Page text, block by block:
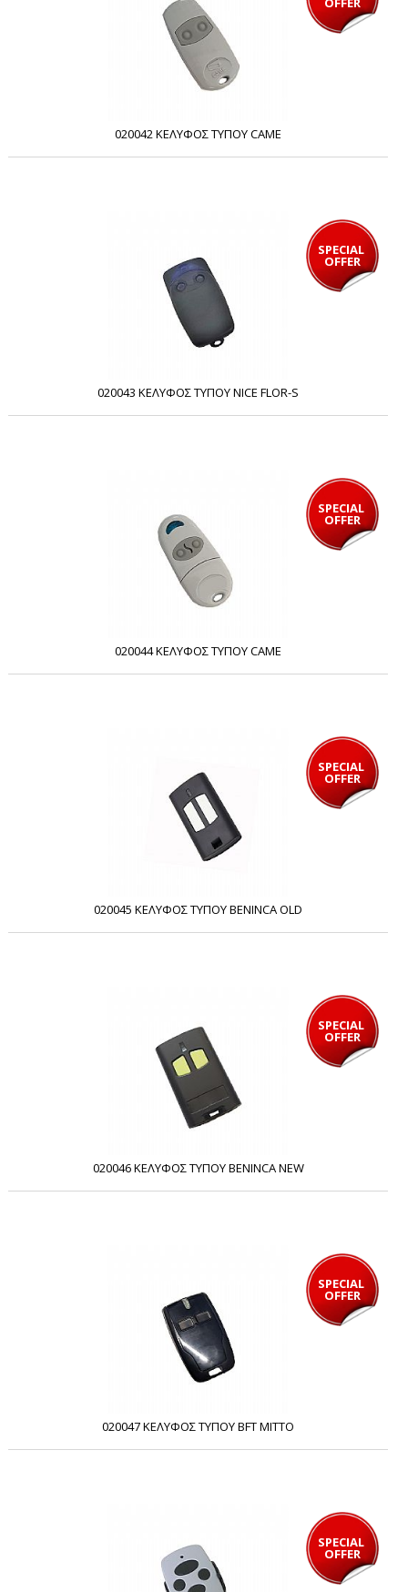
020042 ΚΕΛΥΦΟΣ ΤΥΠΟΥ CAME
SPECIAL
OFFER
020043 ΚΕΛΥΦΟΣ ΤΥΠΟΥ NICE FLOR-S
SPECIAL
OFFER
020044 ΚΕΛΥΦΟΣ ΤΥΠΟΥ CAME
SPECIAL
OFFER
020045 ΚΕΛΥΦΟΣ ΤΥΠΟΥ BENINCA OLD
SPECIAL
OFFER
020046 ΚΕΛΥΦΟΣ ΤΥΠΟΥ BENINCA NEW
SPECIAL
OFFER
020047 ΚΕΛΥΦΟΣ ΤΥΠΟΥ BFT MITTO
SPECIAL
OFFER